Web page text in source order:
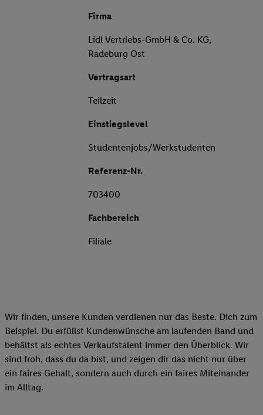
Firma
Lidl Vertriebs-GmbH & Co. KG,
Radeburg Ost
Vertragsart
Teilzeit
Einstiegslevel
Studentenjobs/Werkstudenten
Referenz-Nr.
703400
Fachbereich
Filiale
Wir finden, unsere Kunden verdienen nur das Beste. Dich zum
Beispiel. Du erfüllst Kundenwünsche am laufenden Band und
behältst als echtes Verkaufstalent immer den Überblick. Wir
sind froh, dass du da bist, und zeigen dir das nicht nur über
ein faires Gehalt, sondern auch durch ein faires Miteinander
im Alltag.